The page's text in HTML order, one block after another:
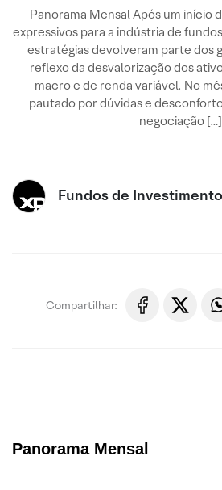
Panorama Mensal Após um início
expressivos para a indústria de
estratégias devolveram parte dos
reflexo da desvalorização dos
macro e de renda variável. No
pautado por dúvidas e
negociação […]
Fundos de Investimento
Compartilhar:
Panorama Mensal